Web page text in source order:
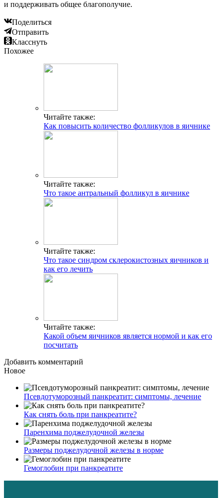
и поддерживать общее благополучие.
Поделиться
Отправить
Класснуть
Похожее
Читайте также:
Как повысить количество фолликулов в яичнике
Читайте также:
Что такое антральный фолликул в яичнике
Читайте также:
Что такое синдром склерокистозных яичников и
как его лечить
Читайте также:
Какой объем яичников является нормой и как его
посчитать
Добавить комментарий
Новое
Псевдотуморозный панкреатит: симптомы, лечение
Как снять боль при панкреатите?
Паренхима поджелудочной железы
Размеры поджелудочной железы в норме
Гемоглобин при панкреатите